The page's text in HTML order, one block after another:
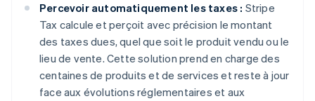
Percevoir automatiquement les taxes : Stripe
Tax calcule et perçoit avec précision le montant
des taxes dues, quel que soit le produit vendu ou le
lieu de vente. Cette solution prend en charge des
centaines de produits et de services et reste à jour
face aux évolutions réglementaires et aux